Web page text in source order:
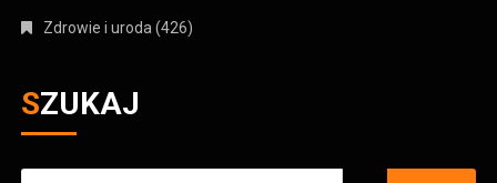
Zdrowie i uroda(426)
SZUKAJ